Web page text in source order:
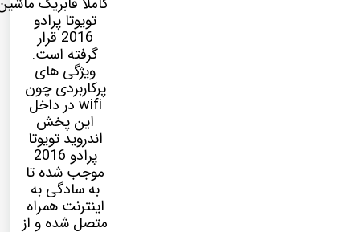
تویوتا پرادو
2016 قرار
گرفته است.
ویژگی های
پرکاربردی چون
wifi در داخل
این پخش
اندروید تویوتا
پرادو 2016
موجب شده تا
به سادگی به
اینترنت همراه
متصل شده و از